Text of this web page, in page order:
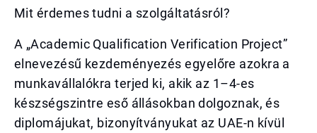
Mit érdemes tudni a szolgáltatásról?
A „Academic Qualification Verification Project”
elnevezésű kezdeményezés egyelőre azokra a
munkavállalókra terjed ki, akik az 1–4-es
készségszintre eső állásokban dolgoznak, és
diplomájukat, bizonyítványukat az UAE-n kívül